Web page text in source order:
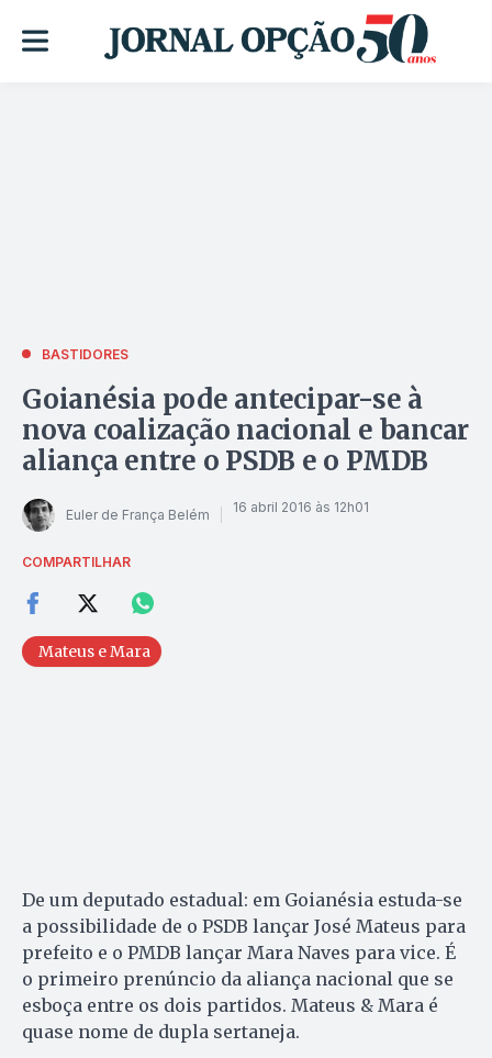
BASTIDORES
Goianésia pode antecipar-se à
nova coalização nacional e bancar
aliança entre o PSDB e o PMDB
Euler de França Belém 16 abril 2016 às 12h01
COMPARTILHAR
Mateus e Mara
De um deputado estadual: em Goianésia estuda-se
a possibilidade de o PSDB lançar José Mateus para
prefeito e o PMDB lançar Mara Naves para vice. É
o primeiro prenúncio da aliança nacional que se
esboça entre os dois partidos. Mateus & Mara é
quase nome de dupla sertaneja.